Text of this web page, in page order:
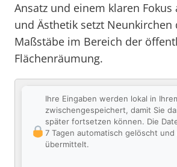
Ansatz und einem klaren Fokus
und Ästhetik setzt Neunkirchen
Maßstäbe im Bereich der
Flächenräumung.
Ihre Eingaben werden lokal in
zwischengespeichert, damit Sie
später fortsetzen können. Die
7 Tagen automatisch gelöscht
übermittelt.